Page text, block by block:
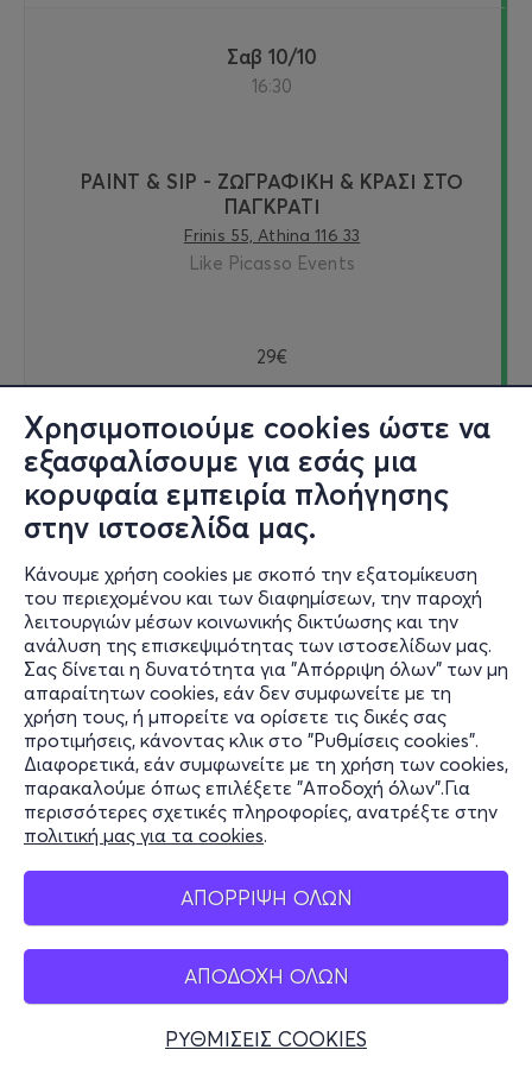
Χρησιμοποιούμε cookies ώστε να
εξασφαλίσουμε για εσάς μια
κορυφαία εμπειρία πλοήγησης
στην ιστοσελίδα μας.
Κάνουμε χρήση cookies με σκοπό την εξατομίκευση
του περιεχομένου και των διαφημίσεων, την παροχή
λειτουργιών μέσων κοινωνικής δικτύωσης και την
ανάλυση της επισκεψιμότητας των ιστοσελίδων μας.
Σας δίνεται η δυνατότητα για "Απόρριψη όλων" των μη
απαραίτητων cookies, εάν δεν συμφωνείτε με τη
χρήση τους, ή μπορείτε να ορίσετε τις δικές σας
προτιμήσεις, κάνοντας κλικ στο "Ρυθμίσεις cookies".
Διαφορετικά, εάν συμφωνείτε με τη χρήση των cookies,
παρακαλούμε όπως επιλέξετε "Αποδοχή όλων".Για
περισσότερες σχετικές πληροφορίες, ανατρέξτε στην
πολιτική μας για τα cookies.
ΑΠΟΡΡΙΨΗ ΟΛΩΝ
ΑΠΟΔΟΧΗ ΟΛΩΝ
ΡΥΘΜΙΣΕΙΣ COOKIES
Σαβ 10/10
16:30
PAINT & SIP - ΖΩΓΡΑΦΙΚΗ & ΚΡΑΣΙ ΣΤΟ
ΠΑΓΚΡΑΤΙ
Frinis 55, Athina 116 33
Like Picasso Events
29€
Εισιτήρια
Πεμ 15/10
19:00
PAINT & SIP - ΖΩΓΡΑΦΙΚΗ & ΚΡΑΣΙ ΣΤΟ
ΠΑΓΚΡΑΤΙ
Frinis 55, Athina 116 33
Like Picasso Events
29€
Εισιτήρια